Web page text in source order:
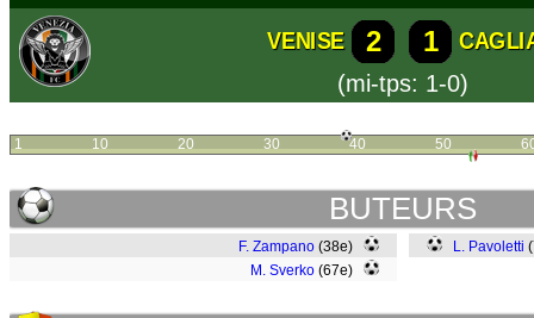
VENISE 2 1
(mi-tps: 1-0)
1 10 20 30 40 50
BUTEURS
F. Zampano (38e)
M. Sverko (67e)
L. Pavoletti